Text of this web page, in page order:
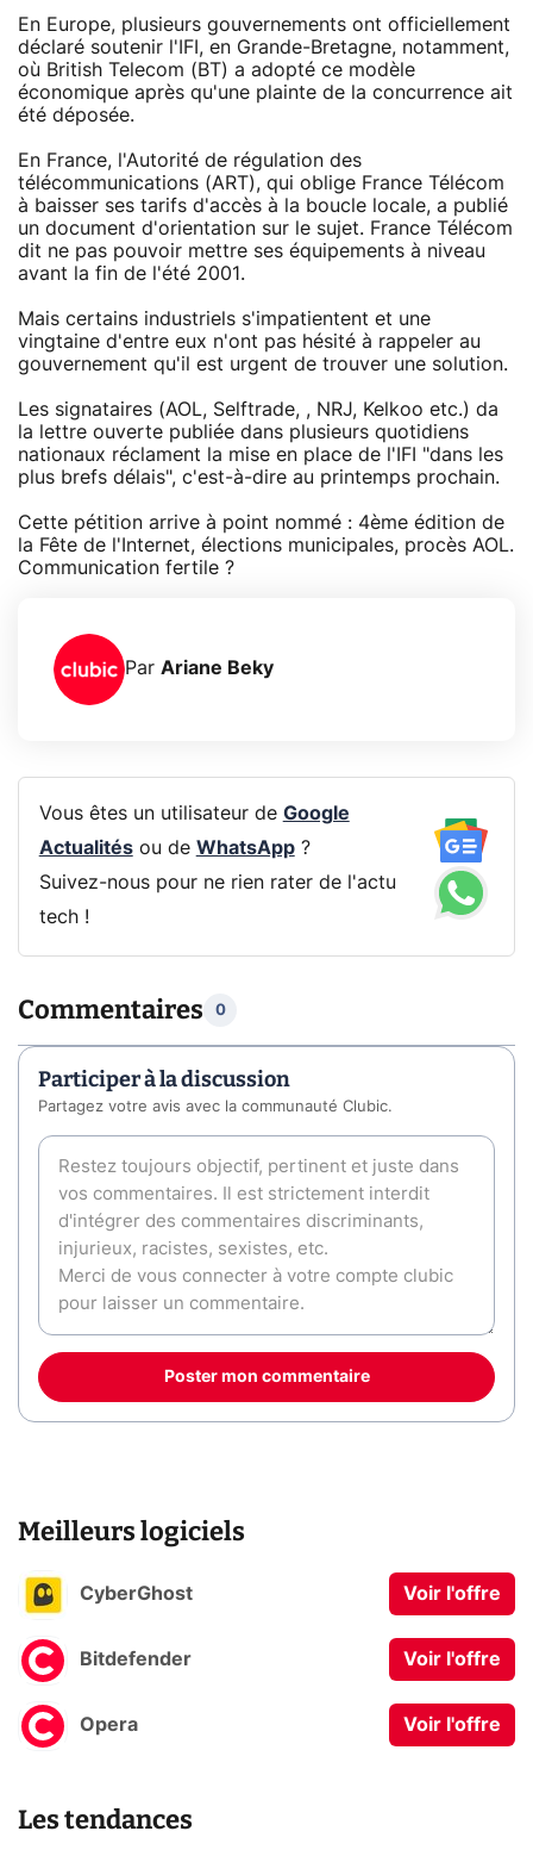
En Europe, plusieurs gouvernements ont officiellement
déclaré soutenir l'IFI, en Grande-Bretagne, notamment,
où British Telecom (BT) a adopté ce modèle
économique après qu'une plainte de la concurrence ait
été déposée.
En France, l'Autorité de régulation des
télécommunications (ART), qui oblige France Télécom
à baisser ses tarifs d'accès à la boucle locale, a publié
un document d'orientation sur le sujet. France Télécom
dit ne pas pouvoir mettre ses équipements à niveau
avant la fin de l'été 2001.
Mais certains industriels s'impatientent et une
vingtaine d'entre eux n'ont pas hésité à rappeler au
gouvernement qu'il est urgent de trouver une solution.
Les signataires (AOL, Selftrade, , NRJ, Kelkoo etc.) da
la lettre ouverte publiée dans plusieurs quotidiens
nationaux réclament la mise en place de l'IFI "dans les
plus brefs délais", c'est-à-dire au printemps prochain.
Cette pétition arrive à point nommé : 4ème édition de
la Fête de l'Internet, élections municipales, procès AOL.
Communication fertile ?
Par Ariane Beky
Vous êtes un utilisateur de Google
Actualitésou de WhatsApp?
Suivez-nous pour ne rien rater de l'actu
tech !
Commentaires 0
Participer à la discussion
Partagez votre avis avec la communauté Clubic.
Poster mon commentaire
Meilleurs logiciels
CyberGhost Voir l'offre
Bitdefender Voir l'offre
Opera Voir l'offre
Les tendances